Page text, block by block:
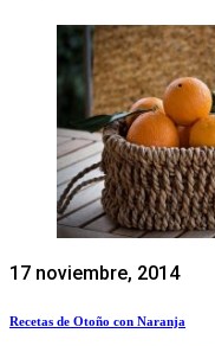
17 noviembre, 2014
Recetas de Otoño con Naranja